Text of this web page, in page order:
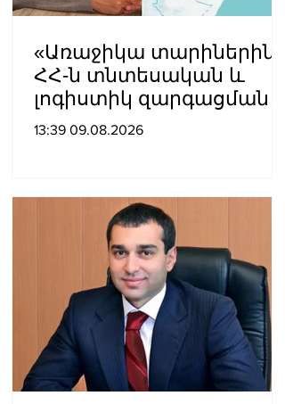
«Առաջիկա տարիներին
ՀՀ-ն տնտեսական և
լոգիստիկ զարգացման
տեսանկյունից պետք է
13:39 09.08.2026